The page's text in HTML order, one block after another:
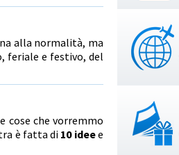
alla normalità, ma
feriale e festivo, del
cose che vorremmo
è fatta di 10 ideee